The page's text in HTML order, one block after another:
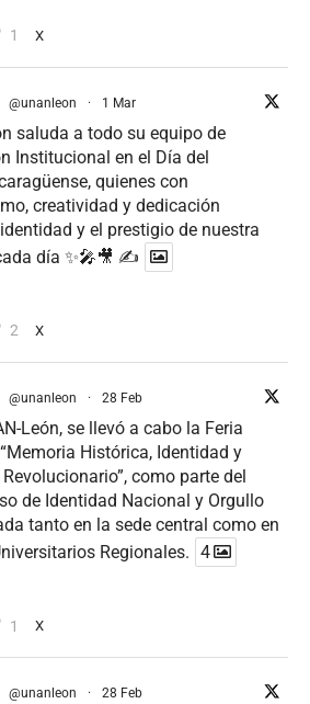
1 X
@unanleon · 1 Mar
saluda a todo su equipo de
Institucional en el Día del
quienes con
creatividad y dedicación
y el prestigio de nuestra
día ✨🎤🎥 ✍
2 X
@unanleon · 28 Feb
León, se llevó a cabo la Feria
Histórica, Identidad y
como parte del
de Identidad Nacional y Orgullo
tanto en la sede central como en
Regionales. 4
1 X
@unanleon · 28 Feb